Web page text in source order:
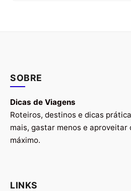
SOBRE
Dicas de Viagens
Roteiros, destinos e dicas
mais, gastar menos e aproveitar
máximo.
LINKS